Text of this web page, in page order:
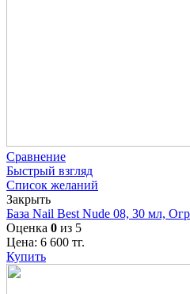
Сравнение
Быстрый взгляд
Список желаний
Закрыть
База Nail Best Nude 08, 30 мл,
Оценка 0 из 5
Цена: 6 600 тг.
Купить